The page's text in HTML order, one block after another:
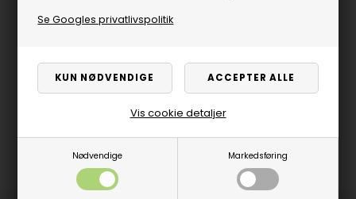
Se Googles privatlivspolitik
Nødvendige Markedsføring
Vis cookie detaljer